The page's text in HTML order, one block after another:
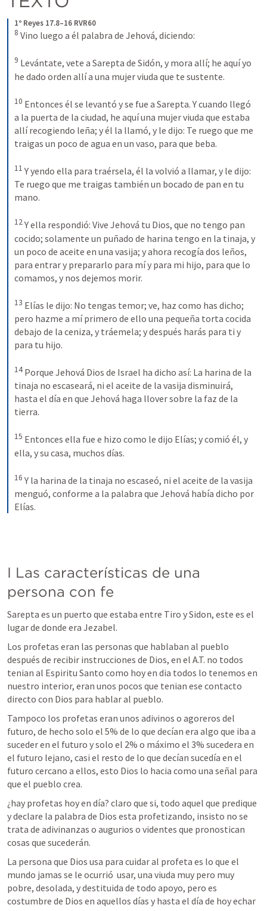
1º Reyes 17.8–16 RVR60
8 Vino luego a él palabra de Jehová, diciendo:
9 Levántate, vete a Sarepta de Sidón, y mora allí; he aquí yo
he dado orden allí a una mujer viuda que te sustente.
10 Entonces él se levantó y se fue a Sarepta. Y cuando llegó
a la puerta de la ciudad, he aquí una mujer viuda que estaba
allí recogiendo leña; y él la llamó, y le dijo: Te ruego que me
traigas un poco de agua en un vaso, para que beba.
11 Y yendo ella para traérsela, él la volvió a llamar, y le dijo:
Te ruego que me traigas también un bocado de pan en tu
mano.
12Y ella respondió: Vive Jehová tu Dios, que no tengo pan
cocido; solamente un puñado de harina tengo en la tinaja, y
un poco de aceite en una vasija; y ahora recogía dos leños,
para entrar y prepararlo para mí y para mi hijo, para que lo
comamos, y nos dejemos morir.
13 Elías le dijo: No tengas temor; ve, haz como has dicho;
pero hazme a mí primero de ello una pequeña torta cocida
debajo de la ceniza, y tráemela; y después harás para ti y
para tu hijo.
14 Porque Jehová Dios de Israel ha dicho así: La harina de la
tinaja no escaseará, ni el aceite de la vasija disminuirá,
hasta el día en que Jehová haga llover sobre la faz de la
tierra.
15 Entonces ella fue e hizo como le dijo Elías; y comió él, y
ella, y su casa, muchos días.
16 Y la harina de la tinaja no escaseó, ni el aceite de la vasija
menguó, conforme a la palabra que Jehová había dicho por
Elías.
I Las características de una
persona con fe
Sarepta es un puerto que estaba entre Tiro y Sidon, este es el
lugar de donde era Jezabel.
Los profetas eran las personas que hablaban al pueblo
después de recibir instrucciones de Dios, en el A.T. no todos
tenian al Espiritu Santo como hoy en dia todos lo tenemos en
nuestro interior, eran unos pocos que tenian ese contacto
directo con Dios para hablar al pueblo.
Tampoco los profetas eran unos adivinos o agoreros del
futuro, de hecho solo el 5% de lo que decían era algo que iba a
suceder en el futuro y solo el 2% o máximo el 3% sucedera en
el futuro lejano, casi el resto de lo que decían sucedía en el
futuro cercano a ellos, esto Dios lo hacia como una señal para
que el pueblo crea.
¿hay profetas hoy en día? claro que si, todo aquel que predique
y declare la palabra de Dios esta profetizando, insisto no se
trata de adivinanzas o augurios o videntes que pronostican
cosas que sucederán.
La persona que Dios usa para cuidar al profeta es lo que el
mundo jamas se le ocurrió  usar, una viuda muy pero muy
pobre, desolada, y destituida de todo apoyo, pero es
costumbre de Dios en aquellos días y hasta el día de hoy echar